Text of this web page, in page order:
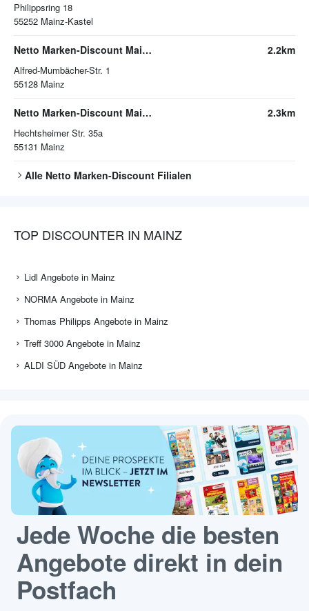
Philippsring 18
55252 Mainz-Kastel
Netto Marken-Discount Mainz
Alfred-Mumbächer-Str. 1
55128 Mainz
2.2km
Netto Marken-Discount Mainz
Hechtsheimer Str. 35a
55131 Mainz
2.3km
Alle Netto Marken-Discount Filialen
TOP DISCOUNTER IN MAINZ
Lidl Angebote in Mainz
NORMA Angebote in Mainz
Thomas Philipps Angebote in Mainz
Treff 3000 Angebote in Mainz
ALDI SÜD Angebote in Mainz
Jede Woche die besten
Angebote direkt in dein
Postfach